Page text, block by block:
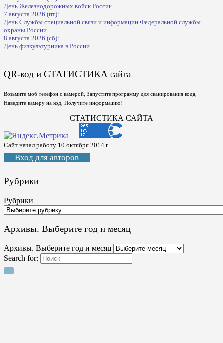
День Железнодорожных войск России
7 августа 2026 (пт):
День Службы специальной связи и информации Федеральной службы
охраны России
8 августа 2026 (сб):
День физкультурника в России
QR-код и СТАТИСТИКА сайта
Возьмите моб телефон с камерой, Запустите программу для сканирования кода,
Наведите камеру на код, Получите информацию!
СТАТИСТИКА САЙТА
Сайт начал работу 10 октября 2014 г.
Вход для авторов
Рубрики
Рубрики
Архивы. Выберите год и месяц
Архивы. Выберите год и месяц
Search for: